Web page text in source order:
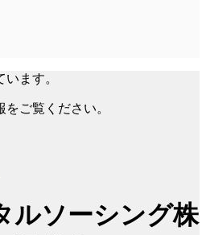
ます。
ご覧ください。
ルソーシング株